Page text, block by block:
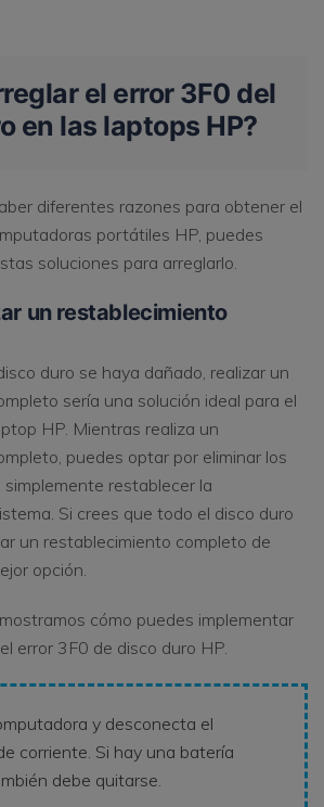
el error 3F0 del
en las laptops HP?
diferentes razones para obtener el
portátiles HP, puedes
soluciones para arreglarlo.
un restablecimiento
duro se haya dañado, realizar un
sería una solución ideal para el
HP. Mientras realiza un
puedes optar por eliminar los
restablecer la
Si crees que todo el disco duro
un restablecimiento completo de
opción.
cómo puedes implementar
error 3F0 de disco duro HP.
y desconecta el
corriente. Si hay una batería
debe quitarse.